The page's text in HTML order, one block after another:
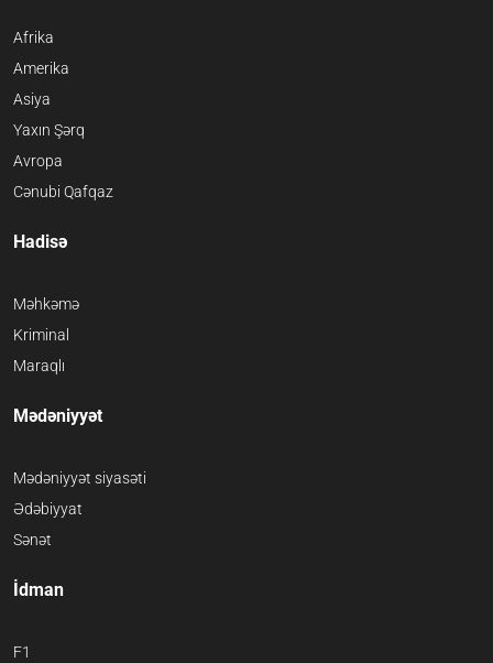
Afrika
Amerika
Asiya
Yaxın Şərq
Avropa
Cənubi Qafqaz
Hadisə
Məhkəmə
Kriminal
Maraqlı
Mədəniyyət
Mədəniyyət siyasəti
Ədəbiyyat
Sənət
İdman
F1